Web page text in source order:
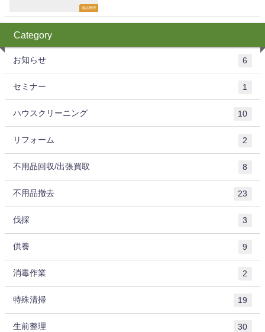
遺品整理
Category
お知らせ 6
セミナー 1
ハウスクリーニング 10
リフォーム 2
不用品回収/出張買取 8
不用品撤去 23
伐採 3
供養 9
消毒作業 2
特殊清掃 19
生前整理 30